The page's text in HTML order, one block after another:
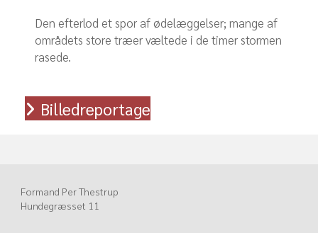
Den efterlod et spor af ødelæggelser; mange af
områdets store træer væltede i de timer stormen
rasede.
Billedreportage
Formand Per Thestrup
Hundegræsset 11